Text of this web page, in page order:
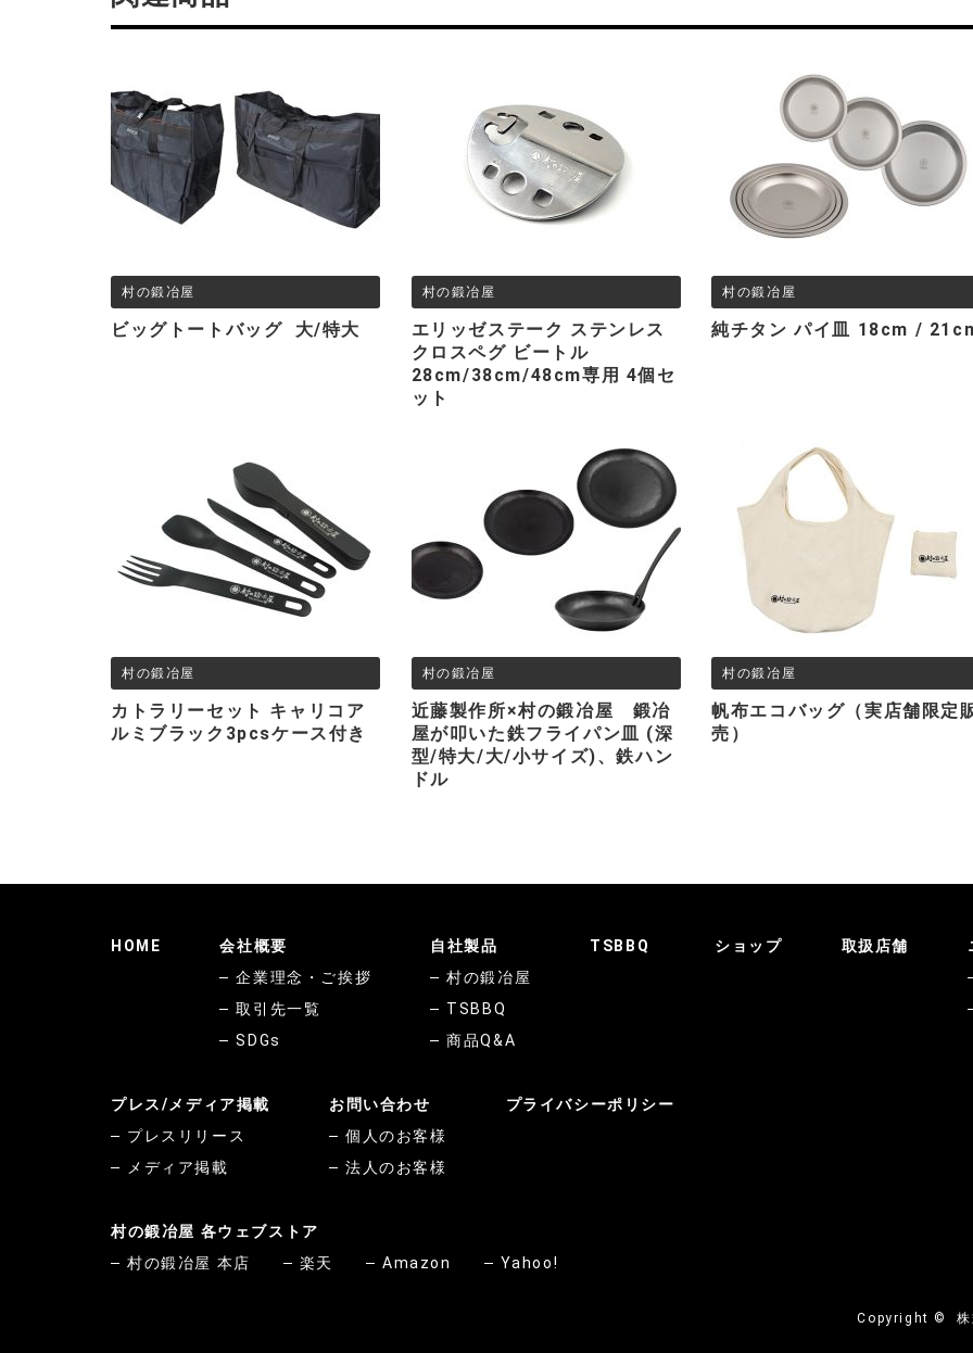
村の鍛冶屋
ビッグトートバッグ 大/特大
村の鍛冶屋
エリッゼステーク ステンレス
クロスペグ ビートル
28cm/38cm/48cm専用 4個セ
ット
村の鍛冶屋
純チタン パイ皿 18cm /
村の鍛冶屋
カトラリーセット キャリコア
ルミブラック3pcsケース付き
村の鍛冶屋
近藤製作所×村の鍛冶屋 鍛冶
屋が叩いた鉄フライパン皿 (深
型/特大/大/小サイズ)、鉄ハン
ドル
村の鍛冶屋
帆布エコバッグ（実店舗限定
売）
HOME
会社概要
企業理念・ご挨拶
取引先一覧
SDGs
自社製品
村の鍛冶屋
TSBBQ
商品Q&A
TSBBQ ショップ 取扱店舗
プレス/メディア掲載
プレスリリース
メディア掲載
お問い合わせ
個人のお客様
法人のお客様
プライバシーポリシー
村の鍛冶屋 各ウェブストア
村の鍛冶屋 本店
楽天 Amazon Yahoo!
Copyright ©